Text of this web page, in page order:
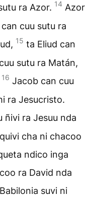
ra Azor. 14 Azor
cuu sutu ra
15 ta Eliud can
sutu ra Matán,
16 Jacob can cuu
ra Jesucristo.
ñivi ra Jesuu nda
cha ni chacoo
ndico inga
ra David nda
suvi ni